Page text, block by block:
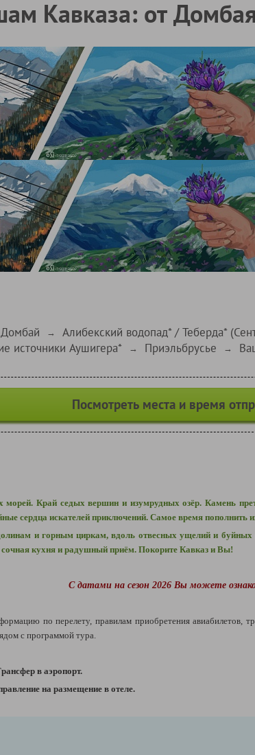
Кавказа: от
Домбай → Алибекский водопад* / Теберда*
источники Аушигера* → Приэльбрусье →
Посмотреть места и время
морей. Край седых вершин и изумрудных озёр. Камень
сердца искателей приключений. Самое время пополнить
и горным циркам, вдоль отвесных ущелий и буйных
сочная кухня и радушный приём. Покорите Кавказ и Вы!
С датами на сезон 2026 Вы можете
по перелету,правилам приобретения авиабилетов,
с программой тура.
в аэропорт.
на размещение в отеле.